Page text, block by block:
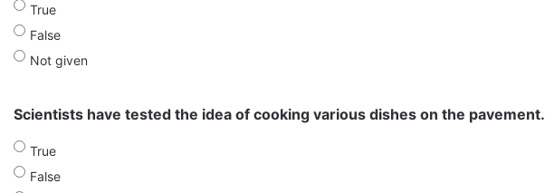
True
False
Not given
Scientists have tested the idea of cooking various dishes on the pavement.
True
False